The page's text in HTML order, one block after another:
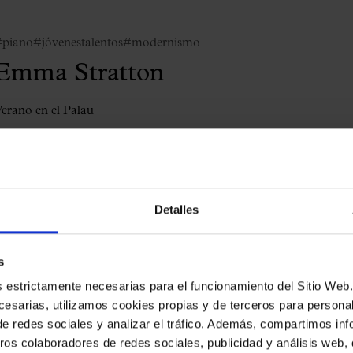
Detalles
necesarias para el funcionamiento del Sitio
utilizamos cookies propias y de terceros para
redes sociales y analizar el tráfico. Además, compartimos
colaboradores de redes sociales, publicidad y análisis web,
#jóvenestalentos#modernismo
Stratton
en el Palau
Guitar Trio & Dance
a Paco de Lucía